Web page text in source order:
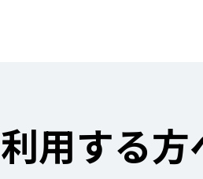
用する方